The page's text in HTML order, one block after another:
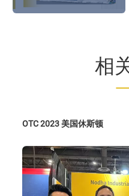
第28届北京·埃森焊接与切割
相
OTC 2023 美国休斯顿